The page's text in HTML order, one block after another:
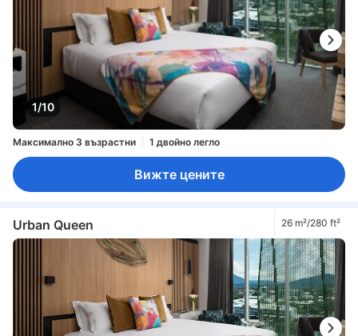
1/10
Максимално 3 възрастни 1 двойно легло
Вижте цените
Urban Queen 26 m²/280 ft²